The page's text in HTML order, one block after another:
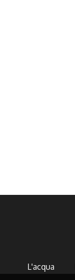
L'acqua